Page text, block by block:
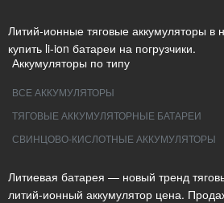
Литий-ионные тяговые аккумуляторы в
купить li-ion батареи на погрузчики.
Аккумуляторы по типу
ВСЕ АККУМУЛЯТОРЫ
ТЯГОВЫЕ АККУМУЛЯТОРНЫЕ БАТАРЕИ
СВИНЦОВО-КИСЛОТНЫЕ АККУМУЛЯТОРЫ
Литиевая батарея — новый тренд
литий-ионный аккумулятор цена.